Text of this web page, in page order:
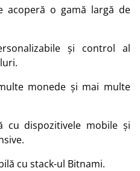
acoperă o gamă largă de
și control al
monede și mai multe
cu dispozitivele mobile și
cu stack-ul Bitnami.